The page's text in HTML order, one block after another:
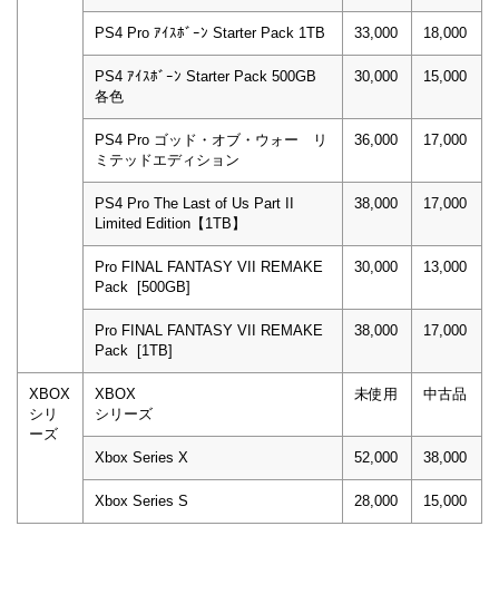
PS4 Pro ｱｲｽﾎﾞｰﾝ Starter Pack 1TB 33,000 18,000
PS4 ｱｲｽﾎﾞｰﾝ Starter Pack 500GB
各色
30,000 15,000
PS4 Pro ゴッド・オブ・ウォー リ
ミテッドエディション
36,000 17,000
PS4 Pro The Last of Us Part II
Limited Edition【1TB】
38,000 17,000
Pro FINAL FANTASY VII REMAKE
Pack [500GB]
30,000 13,000
Pro FINAL FANTASY VII REMAKE
Pack [1TB]
38,000 17,000
XBOX
シリ
ーズ
XBOX
シリーズ
未使用 中古品
Xbox Series X 52,000 38,000
Xbox Series S 28,000 15,000